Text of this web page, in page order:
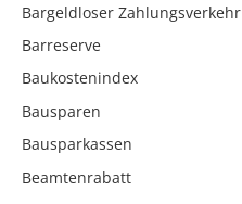
Bargeldloser Zahlungsverkehr
Barreserve
Baukostenindex
Bausparen
Bausparkassen
Beamtenrabatt